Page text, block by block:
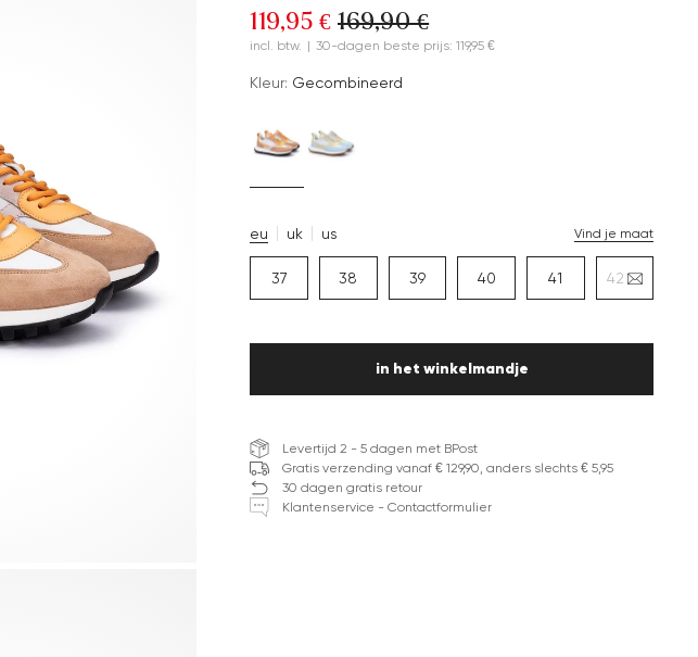
119,95 € 169,90 €
incl. btw. | 30-dagen beste prijs: 119,95 €
Kleur: Gecombineerd
eu uk us Vind je maat
37 38 39 40 41 42
in het winkelmandje
Levertijd 2 - 5 dagen met BPost
Gratis verzending vanaf € 129,90, anders slechts € 5,95
30 dagen gratis retour
Klantenservice - Contactformulier